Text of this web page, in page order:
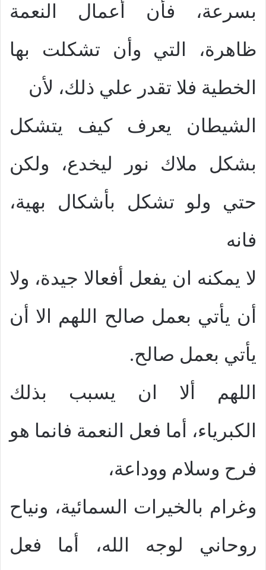
بسرعة، فأن أعمال النعمة
ظاهرة، التي وأن تشكلت بها
الخطية فلا تقدر علي ذلك، لأن
الشيطان يعرف كيف يتشكل
بشكل ملاك نور ليخدع، ولكن
حتي ولو تشكل بأشكال بهية،
فانه
لا يمكنه ان يفعل أفعالا جيدة، ولا
أن يأتي بعمل صالح اللهم الا أن
يأتي بعمل صالح.
اللهم ألا ان يسبب بذلك
الكبرياء، أما فعل النعمة فانما هو
فرح وسلام ووداعة،
وغرام بالخيرات السمائية، ونياح
روحاني لوجه الله، أما فعل